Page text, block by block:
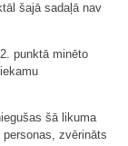
šajā sadaļā nav
punktā minēto
šā likuma
zvērināts